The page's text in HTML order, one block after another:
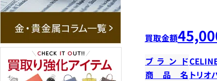
買取金額
ブランド
商品名 トリオ